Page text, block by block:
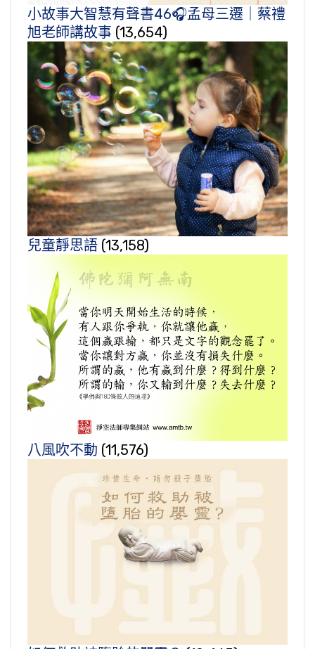
小故事大智慧有聲書46🎧孟母三遷｜蔡禮
旭老師講故事 (13,654)
兒童靜思語 (13,158)
八風吹不動 (11,576)